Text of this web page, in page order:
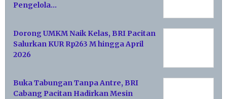
Pengelola…
Dorong UMKM Naik Kelas, BRI Pacitan
Salurkan KUR Rp263 M hingga April
2026
Buka Tabungan Tanpa Antre, BRI
Cabang Pacitan Hadirkan Mesin